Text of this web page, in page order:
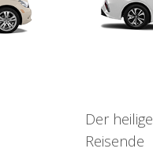
Der
Reisende